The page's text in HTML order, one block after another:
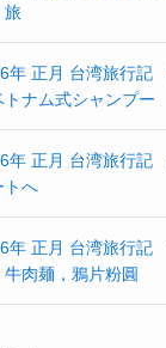
旅
年 正月 台湾旅行記
トナム式シャンプー
年 正月 台湾旅行
トへ
年 正月 台湾旅行記
牛肉麺，鴉片粉圓